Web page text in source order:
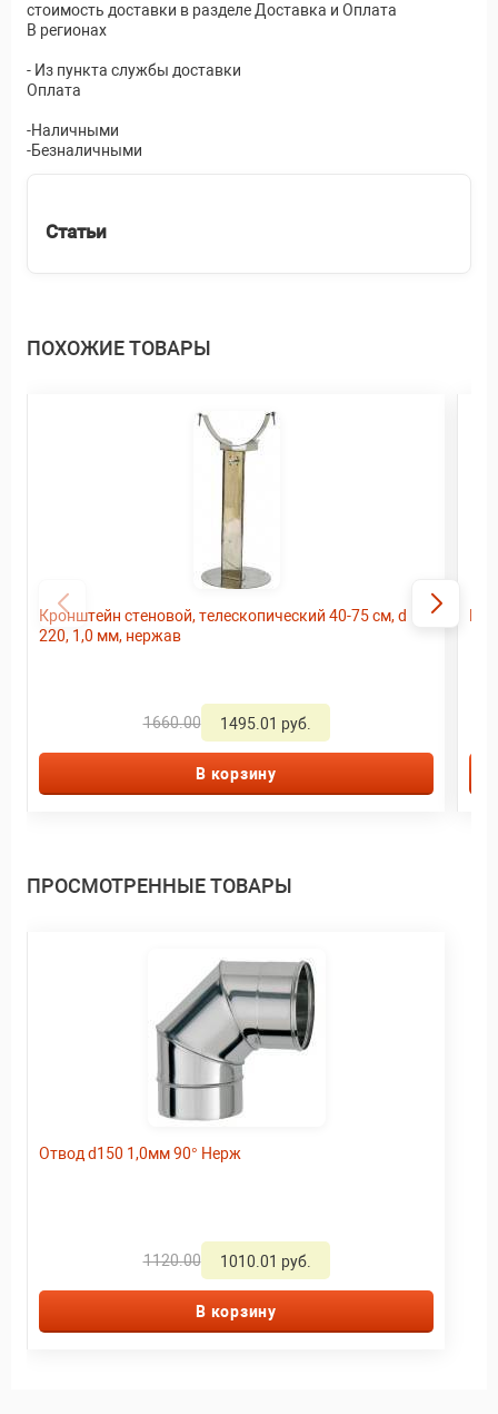
стоимость доставки в разделе Доставка и Оплата
В регионах
- Из пункта службы доставки
Оплата
-Наличными
-Безналичными
Статьи
ПОХОЖИЕ ТОВАРЫ
Кронштейн стеновой, телескопический 40-75 см, d
220, 1,0 мм, нержав
1660.00 1495.01 руб.
В корзину
ПРОСМОТРЕННЫЕ ТОВАРЫ
Отвод d150 1,0мм 90° Нерж
1120.00 1010.01 руб.
В корзину